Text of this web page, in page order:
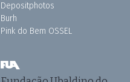
Depositphotos
Burh
Pink do Bem OSSEL